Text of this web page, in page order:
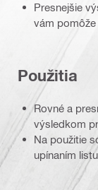
Presnejšie
vám pomôže
Použitia
Rovné a
výsledkom
Na použitie
upínaním